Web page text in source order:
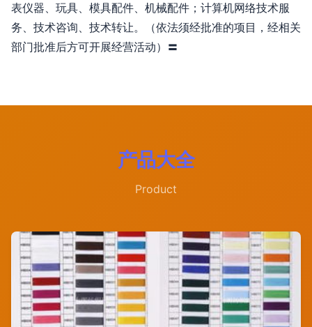
表仪器、玩具、模具配件、机械配件；计算机网络技术服
务、技术咨询、技术转让。（依法须经批准的项目，经相关
部门批准后方可开展经营活动）〓
产品大全
Product